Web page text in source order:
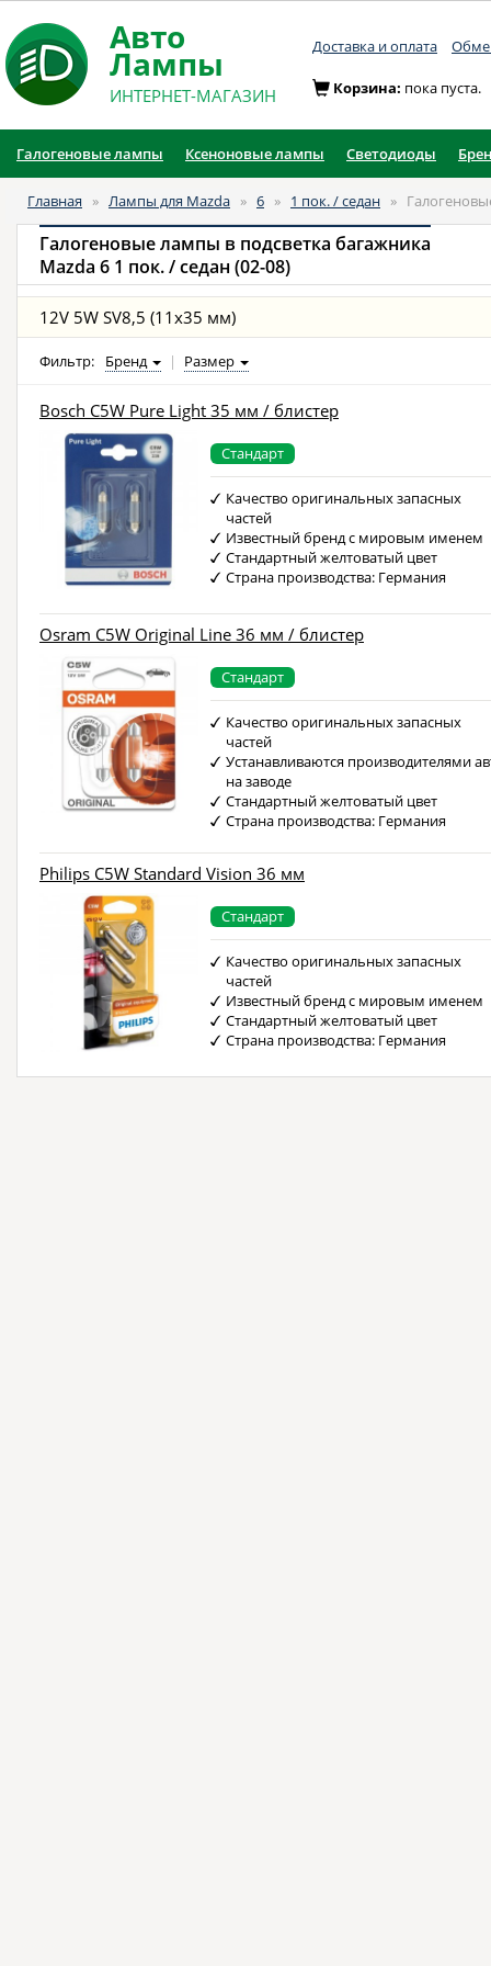
Авто
Лампы
ИНТЕРНЕТ-МАГАЗИН
Доставка и оплата
Корзина: пока пуста.
Галогеновые лампы Ксеноновые лампы Светодиоды
Главная » Лампы для Mazda » 6 » 1 пок. / седан »
Галогеновые лампы в подсветка багажника
Mazda 6 1 пок. / седан (02-08)
12V 5W SV8,5 (11x35 мм)
Фильтр: Бренд | Размер
Bosch C5W Pure Light 35 мм / блистер
Стандарт
Качество оригинальных запасных
частей
Известный бренд с мировым именем
Стандартный желтоватый цвет
Страна производства: Германия
Osram C5W Original Line 36 мм / блистер
Стандарт
Качество оригинальных запасных
частей
Устанавливаются производителями
на заводе
Стандартный желтоватый цвет
Страна производства: Германия
Philips C5W Standard Vision 36 мм
Стандарт
Качество оригинальных запасных
частей
Известный бренд с мировым именем
Стандартный желтоватый цвет
Страна производства: Германия